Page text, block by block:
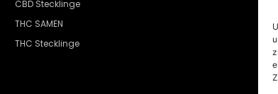
CBD Stecklinge
THC SAMEN
THC Stecklinge